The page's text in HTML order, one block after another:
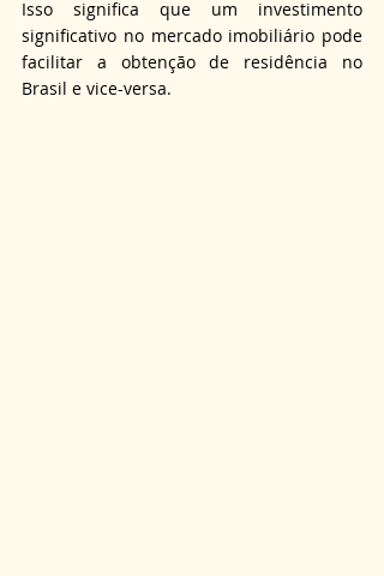
Isso significa que um investimento
significativo no mercado imobiliário pode
facilitar a obtenção de residência no
Brasil e vice-versa.